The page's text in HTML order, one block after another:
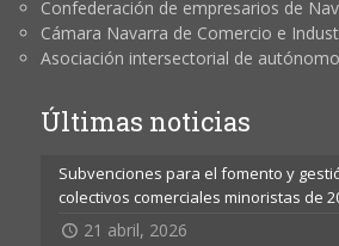
Confederación de empresarios de
Cámara Navarra de Comercio e
Asociación intersectorial de
Últimas noticias
Subvenciones para el fomento y
colectivos comerciales minoristas de
21 abril, 2026